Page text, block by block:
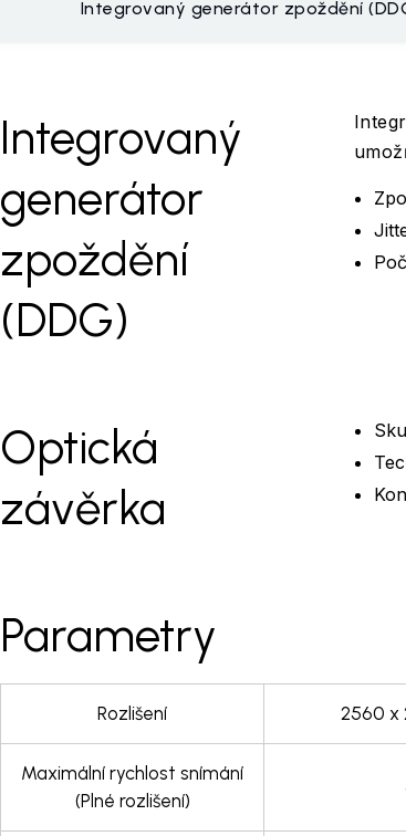
Integrovaný generátor zpoždění
Integrovaný
generátor
zpoždění
(DDG)
Optická
závěrka
Parametry
Rozlišení 2560 x
Maximální rychlost snímání
(Plné rozlišení)